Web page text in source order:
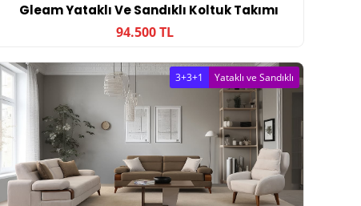
Gleam Yataklı Ve Sandıklı Koltuk Takımı
94.500 TL
3+3+1 Yataklı ve Sandıklı